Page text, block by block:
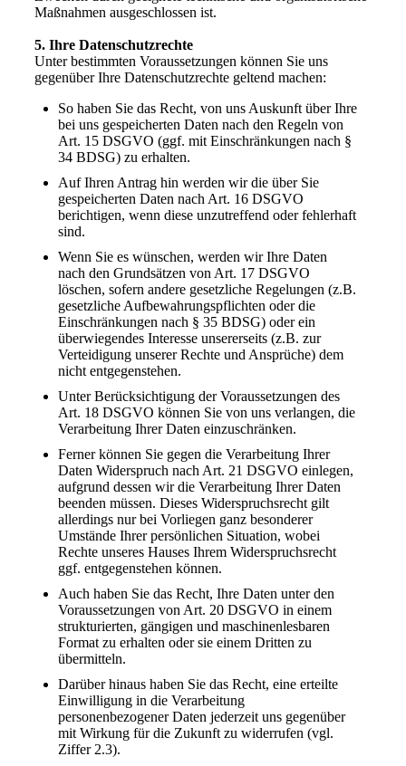
Maßnahmen ausgeschlossen ist.
5. Ihre Datenschutzrechte
Unter bestimmten Voraussetzungen können Sie uns
gegenüber Ihre Datenschutzrechte geltend machen:
So haben Sie das Recht, von uns Auskunft über Ihre
bei uns gespeicherten Daten nach den Regeln von
Art. 15 DSGVO (ggf. mit Einschränkungen nach §
34 BDSG) zu erhalten.
Auf Ihren Antrag hin werden wir die über Sie
gespeicherten Daten nach Art. 16 DSGVO
berichtigen, wenn diese unzutreffend oder fehlerhaft
sind.
Wenn Sie es wünschen, werden wir Ihre Daten
nach den Grundsätzen von Art. 17 DSGVO
löschen, sofern andere gesetzliche Regelungen (z.B.
gesetzliche Aufbewahrungspflichten oder die
Einschränkungen nach § 35 BDSG) oder ein
überwiegendes Interesse unsererseits (z.B. zur
Verteidigung unserer Rechte und Ansprüche) dem
nicht entgegenstehen.
Unter Berücksichtigung der Voraussetzungen des
Art. 18 DSGVO können Sie von uns verlangen, die
Verarbeitung Ihrer Daten einzuschränken.
Ferner können Sie gegen die Verarbeitung Ihrer
Daten Widerspruch nach Art. 21 DSGVO einlegen,
aufgrund dessen wir die Verarbeitung Ihrer Daten
beenden müssen. Dieses Widerspruchsrecht gilt
allerdings nur bei Vorliegen ganz besonderer
Umstände Ihrer persönlichen Situation, wobei
Rechte unseres Hauses Ihrem Widerspruchsrecht
ggf. entgegenstehen können.
Auch haben Sie das Recht, Ihre Daten unter den
Voraussetzungen von Art. 20 DSGVO in einem
strukturierten, gängigen und maschinenlesbaren
Format zu erhalten oder sie einem Dritten zu
übermitteln.
Darüber hinaus haben Sie das Recht, eine erteilte
Einwilligung in die Verarbeitung
personenbezogener Daten jederzeit uns gegenüber
mit Wirkung für die Zukunft zu widerrufen (vgl.
Ziffer 2.3).